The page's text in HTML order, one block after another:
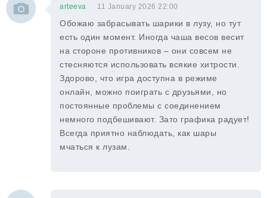
arteeva 11 January 2026 22:00
Обожаю забрасывать шарики в лузу, но тут
есть один момент. Иногда чаша весов весит
на стороне противников – они совсем не
стесняются использовать всякие хитрости.
Здорово, что игра доступна в режиме
онлайн, можно поиграть с друзьями, но
постоянные проблемы с соединением
немного подбешивают. Зато графика радует!
Всегда приятно наблюдать, как шары
мчаться к лузам.